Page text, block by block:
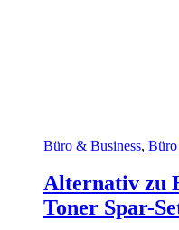
Büro & Business,
Alternativ zu
Toner Spar-